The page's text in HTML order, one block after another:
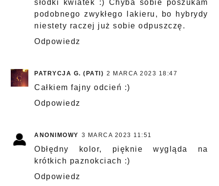
słodki kwiatek :) Chyba sobie poszukam
podobnego zwykłego lakieru, bo hybrydy
niestety raczej już sobie odpuszczę.
Odpowiedz
PATRYCJA G. (PATI) 2 MARCA 2023 18:47
Całkiem fajny odcień :)
Odpowiedz
ANONIMOWY 3 MARCA 2023 11:51
Obłędny kolor, pięknie wygląda na
krótkich paznokciach :)
Odpowiedz